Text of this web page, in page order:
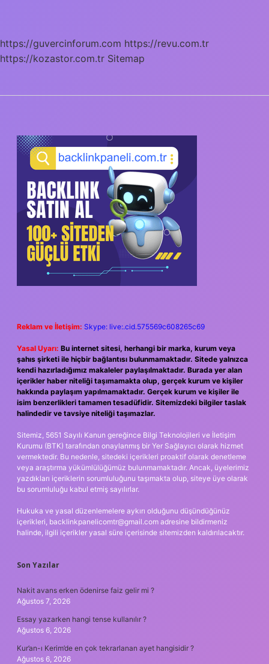
https://guvercinforum.com https://revu.com.tr
https://kozastor.com.tr Sitemap
SIDEBAR
Reklam ve İletişim: Skype: live:.cid.575569c608265c69
Yasal Uyarı: Bu internet sitesi, herhangi bir marka, kurum veya
şahıs şirketi ile hiçbir bağlantısı bulunmamaktadır. Sitede yalnızca
kendi hazırladığımız makaleler paylaşılmaktadır. Burada yer alan
içerikler haber niteliği taşımamakta olup, gerçek kurum ve kişiler
hakkında paylaşım yapılmamaktadır. Gerçek kurum ve kişiler ile
isim benzerlikleri tamamen tesadüfidir. Sitemizdeki bilgiler taslak
halindedir ve tavsiye niteliği taşımazlar.
Sitemiz, 5651 Sayılı Kanun gereğince Bilgi Teknolojileri ve İletişim
Kurumu (BTK) tarafından onaylanmış bir Yer Sağlayıcı olarak hizmet
vermektedir. Bu nedenle, sitedeki içerikleri proaktif olarak denetleme
veya araştırma yükümlülüğümüz bulunmamaktadır. Ancak, üyelerimiz
yazdıkları içeriklerin sorumluluğunu taşımakta olup, siteye üye olarak
bu sorumluluğu kabul etmiş sayılırlar.
Hukuka ve yasal düzenlemelere aykırı olduğunu düşündüğünüz
içerikleri, backlinkpanelicomtr@gmail.com adresine bildirmeniz
halinde, ilgili içerikler yasal süre içerisinde sitemizden kaldırılacaktır.
Son Yazılar
Nakit avans erken ödenirse faiz gelir mi ?
Ağustos 7, 2026
Essay yazarken hangi tense kullanılır ?
Ağustos 6, 2026
Kur’an-ı Kerim’de en çok tekrarlanan ayet hangisidir ?
Ağustos 6, 2026